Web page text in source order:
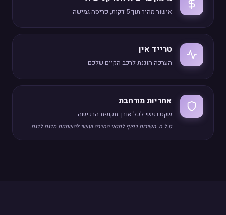
אישור מהיר תוך 5 דקות, פריסה גמישה
טרייד אין
הערכה הוגנת לרכב הקיים שלכם
אחריות מורחבת
שקט נפשי לכל אורך תקופת הרכישה
ט.ל.ח. השירות כפוף לתנאי החברה ועשוי להשתנות מדגם לדגם.